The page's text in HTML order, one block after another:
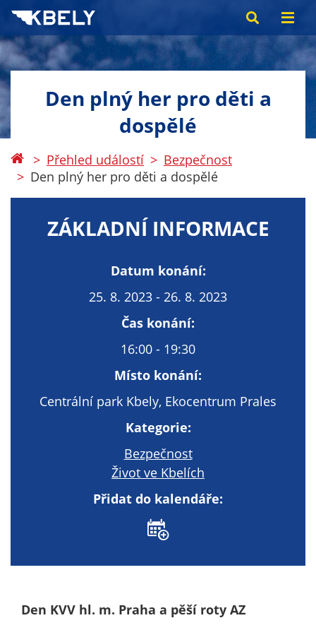
Den plný her pro děti a
dospělé
Přehled událostí
Bezpečnost
Den plný her pro děti a dospělé
ZÁKLADNÍ INFORMACE
Datum konání:
25. 8. 2023 - 26. 8. 2023
Čas konání:
16:00 - 19:30
Místo konání:
Centrální park Kbely, Ekocentrum Prales
Kategorie:
Bezpečnost
Život ve Kbelích
Přidat do kalendáře:
Den KVV hl. m. Praha a pěší roty AZ
Technické
Technické
cookies jsou
správné
webu a všech
funkcí, které
nabízí.
Váš souhlas s
technické